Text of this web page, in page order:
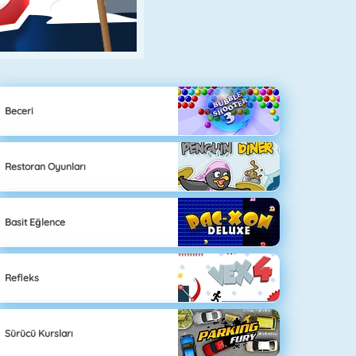
Beceri
Restoran Oyunları
Basit Eğlence
Refleks
Sürücü Kursları